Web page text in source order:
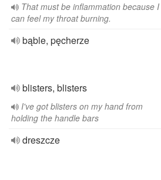
That must be inflammation because I
can feel my throat burning.
bąble, pęcherze
blisters, blisters
I've got blisters on my hand from
holding the handle bars
dreszcze